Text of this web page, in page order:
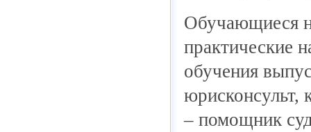
Обучающиеся
практические
обучения
юрисконсульт,
– помощник